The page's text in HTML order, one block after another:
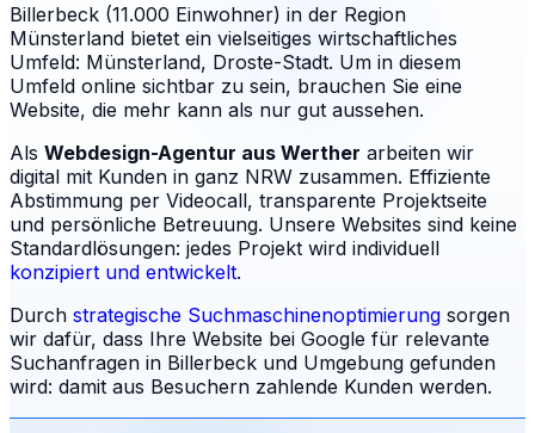
Billerbeck (11.000 Einwohner) in der Region
Münsterland bietet ein vielseitiges wirtschaftliches
Umfeld: Münsterland, Droste-Stadt. Um in diesem
Umfeld online sichtbar zu sein, brauchen Sie eine
Website, die mehr kann als nur gut aussehen.
Als Webdesign-Agentur aus Werther arbeiten wir
digital mit Kunden in ganz NRW zusammen. Effiziente
Abstimmung per Videocall, transparente Projektseite
und persönliche Betreuung. Unsere Websites sind keine
Standardlösungen: jedes Projekt wird individuell
konzipiert und entwickelt.
Durch strategische Suchmaschinenoptimierung sorgen
wir dafür, dass Ihre Website bei Google für relevante
Suchanfragen in Billerbeck und Umgebung gefunden
wird: damit aus Besuchern zahlende Kunden werden.